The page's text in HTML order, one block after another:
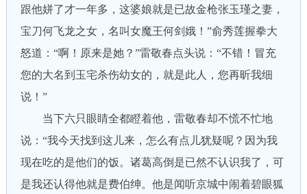
跟他姘了才一年多，这婆娘就是已故金枪张玉瑾之妻，
宝刀何飞龙之女，名叫女魔王何剑娥！”俞秀莲握拳大
怒道：“啊！原来是她？”雷敬春点头说：“不错！冒充
您的大名到玉宅杀伤幼女的，就是此人，您再昕我细
说！”
当下六只眼睛全都瞪着他，雷敬春却不慌不忙地
说：“我今天找到这儿来，怎么有点儿犹疑呢？因为我
现在吃的是他们的饭。诸葛高倒是已然不认识我了，可
是我还认得他就是费伯绅。他是闻听京城中闹着碧眼狐